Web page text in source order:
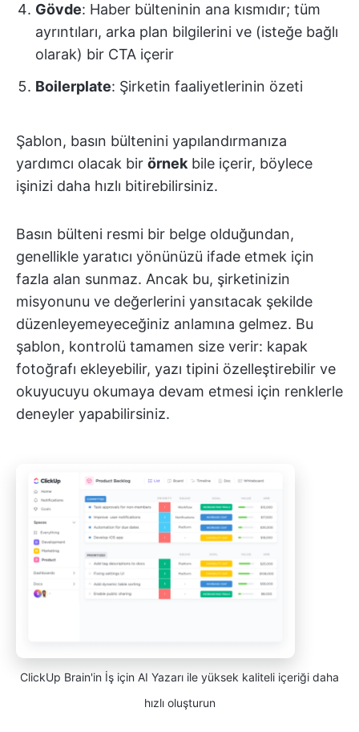
Gövde: Haber bülteninin ana kısmıdır; tüm
ayrıntıları, arka plan bilgilerini ve (isteğe bağlı
olarak) bir CTA içerir
Boilerplate: Şirketin faaliyetlerinin özeti
Şablon, basın bültenini yapılandırmanıza
yardımcı olacak bir örnekbile içerir, böylece
işinizi daha hızlı bitirebilirsiniz.
Basın bülteni resmi bir belge olduğundan,
genellikle yaratıcı yönünüzü ifade etmek için
fazla alan sunmaz. Ancak bu, şirketinizin
misyonunu ve değerlerini yansıtacak şekilde
düzenleyemeyeceğiniz anlamına gelmez. Bu
şablon, kontrolü tamamen size verir: kapak
fotoğrafı ekleyebilir, yazı tipini özelleştirebilir ve
okuyucuyu okumaya devam etmesi için renklerle
deneyler yapabilirsiniz.
ClickUp Brain'in İş için AI Yazarı ile yüksek kaliteli içeriği daha
hızlı oluşturun